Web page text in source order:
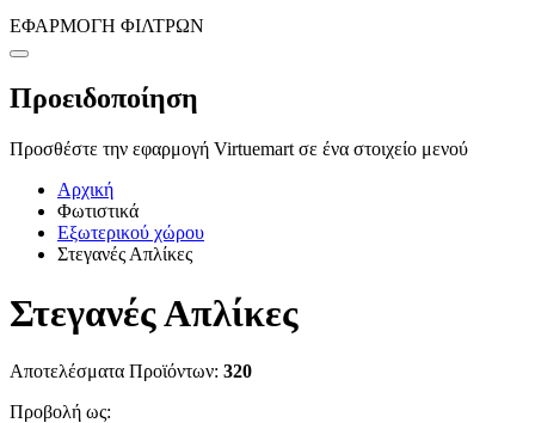
ΕΦΑΡΜΟΓΗ ΦΙΛΤΡΩΝ
Προειδοποίηση
Προσθέστε την εφαρμογή Virtuemart σε ένα στοιχείο μενού
Αρχική
Φωτιστικά
Εξωτερικού χώρου
Στεγανές Απλίκες
Στεγανές Απλίκες
Αποτελέσματα Προϊόντων: 320
Προβολή ως: